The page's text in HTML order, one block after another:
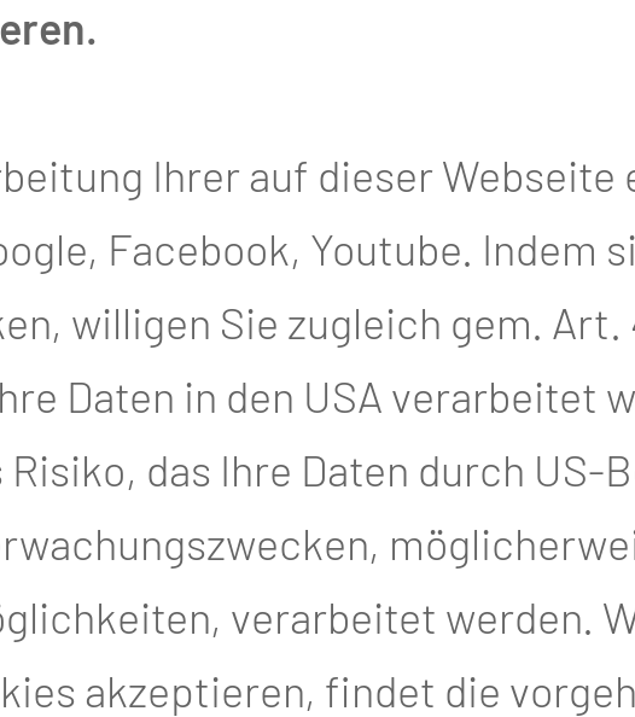
SPRECHSTUNDE
Ihrer auf dieser Webseite
Facebook, Youtube. Indem
willigen Sie zugleich gem. Art.
Daten in den USA verarbeitet
das Ihre Daten durch US-
verarbeitet werden.
akzeptieren, findet die